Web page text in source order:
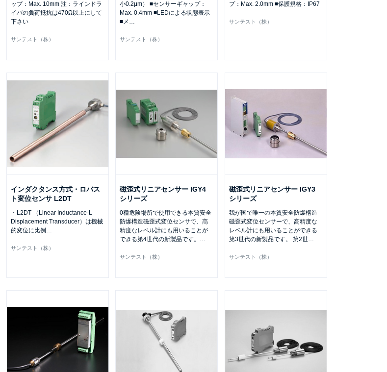
ップ：Max. 10mm 注：ラインドラ
イバの負荷抵抗は470Ω以上にして
下さい
サンテスト（株）
小0.2μm） ■センサーギャップ：
Max. 0.4mm ■LEDによる状態表示
■メ …
サンテスト（株）
プ：Max. 2.0mm ■保護規格：IP67
サンテスト（株）
インダクタンス方式・ロバス
ト変位センサ L2DT
・L2DT （Linear Inductance-L
Displacement Transducer）は機械
的変位に比例 …
サンテスト（株）
磁歪式リニアセンサー IGY4
シリーズ
0種危険場所で使用できる本質安全
防爆構造磁歪式変位センサで、高
精度なレベル計にも用いることが
できる第4世代の新製品です。 …
サンテスト（株）
磁歪式リニアセンサー IGY3
シリーズ
我が国で唯一の本質安全防爆構造
磁歪式変位センサーで、高精度な
レベル計にも用いることができる
第3世代の新製品です。 第2世…
サンテスト（株）